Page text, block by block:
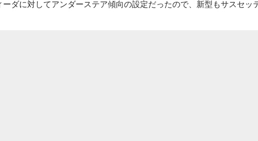
ダに対してアンダーステア傾向の設定だったので、新型もサスセッ